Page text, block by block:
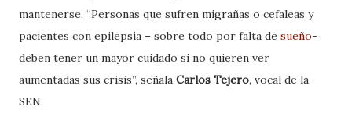
mantenerse. “Personas que sufren migrañas o cefaleas y
pacientes con epilepsia – sobre todo por falta de sueño-
deben tener un mayor cuidado si no quieren ver
aumentadas sus crisis”, señala Carlos Tejero, vocal de la
SEN.